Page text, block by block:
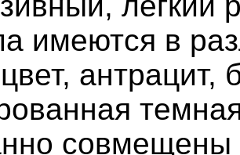
имеются в
совмещены